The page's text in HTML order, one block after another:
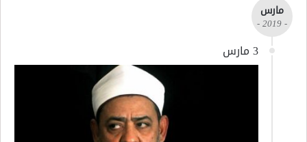
مارس
- 2019 -
3 مارس